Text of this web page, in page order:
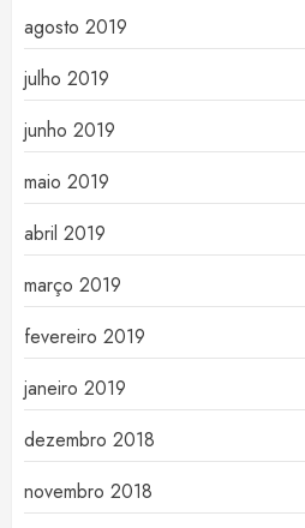
agosto 2019
julho 2019
junho 2019
maio 2019
abril 2019
março 2019
fevereiro 2019
janeiro 2019
dezembro 2018
novembro 2018